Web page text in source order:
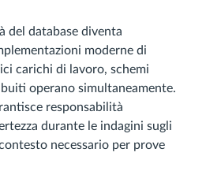
del database diventa
moderne di
carichi di lavoro, schemi
operano simultaneamente.
responsabilità
durante le indagini sugli
necessario per prove